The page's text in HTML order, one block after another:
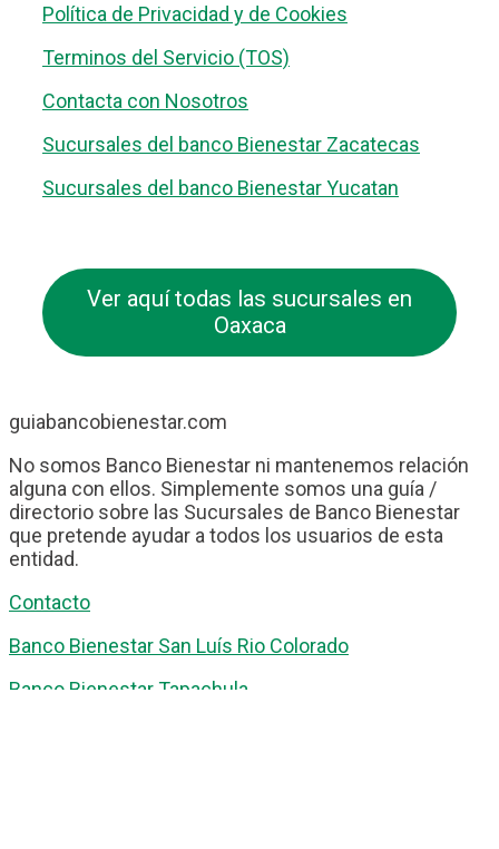
Política de Privacidad y de Cookies
Terminos del Servicio (TOS)
Contacta con Nosotros
Sucursales del banco Bienestar Zacatecas
Sucursales del banco Bienestar Yucatan
Ver aquí todas las sucursales en
Oaxaca
guiabancobienestar.com
No somos Banco Bienestar ni mantenemos relación
alguna con ellos. Simplemente somos una guía /
directorio sobre las Sucursales de Banco Bienestar
que pretende ayudar a todos los usuarios de esta
entidad.
Contacto
Banco Bienestar San Luís Rio Colorado
Banco Bienestar Tapachula